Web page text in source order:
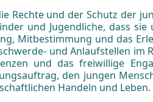
Rechte und der Schutz der
und Jugendliche, dass
Mitbestimmung und das
und Anlaufstellen im
und das freiwillige
den jungen
Handeln und Leben.